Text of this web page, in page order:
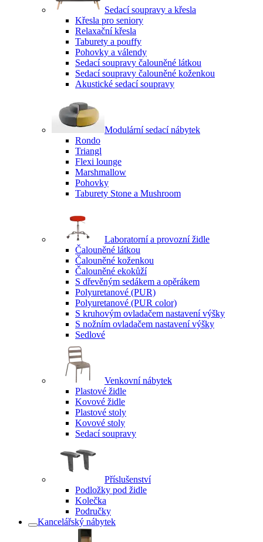
Sedací soupravy a křesla
Křesla pro seniory
Relaxační křesla
Taburety a pouffy
Pohovky a válendy
Sedací soupravy čalouněné látkou
Sedací soupravy čalouněné koženkou
Akustické sedací soupravy
Modulární sedací nábytek
Rondo
Triangl
Flexi lounge
Marshmallow
Pohovky
Taburety Stone a Mushroom
Laboratorní a provozní židle
Čalouněné látkou
Čalouněné koženkou
Čalouněné ekokůží
S dřevěným sedákem a opěrákem
Polyuretanové (PUR)
Polyuretanové (PUR color)
S kruhovým ovladačem nastavení výšky
S nožním ovladačem nastavení výšky
Sedlové
Venkovní nábytek
Plastové židle
Kovové židle
Plastové stoly
Kovové stoly
Sedací soupravy
Příslušenství
Podložky pod židle
Kolečka
Područky
Kancelářský nábytek